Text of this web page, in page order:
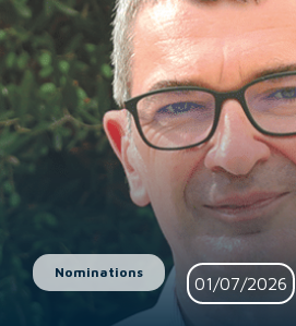
Nominations
01/07/2026